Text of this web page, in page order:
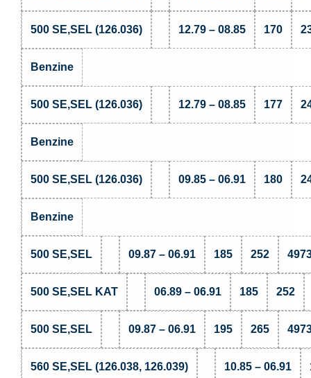
500 SE,SEL (126.036) 12.79 – 08.85 170
Benzine
500 SE,SEL (126.036) 12.79 – 08.85 177
Benzine
500 SE,SEL (126.036) 09.85 – 06.91 180
Benzine
500 SE,SEL 09.87 – 06.91 185 252
500 SE,SEL KAT 06.89 – 06.91 185 252
500 SE,SEL 09.87 – 06.91 195 265
560 SE,SEL (126.038, 126.039) 10.85 – 06.91